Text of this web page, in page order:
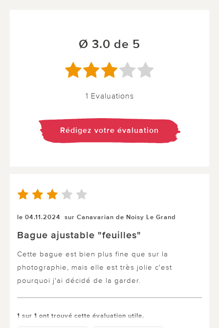
Ø 3.0 de 5
1 Evaluations
Rédigez votre évaluation
le 04.11.2024 sur Canavarian de Noisy Le Grand
Bague ajustable "feuilles"
Cette bague est bien plus fine que sur la
photographie, mais elle est très jolie c'est
pourquoi j'ai décidé de la garder.
1 sur 1 ont trouvé cette évaluation utile.